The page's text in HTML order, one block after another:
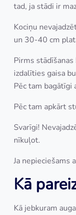
tad, ja stādi ir
Kociņu
un 30-40 cm
Pirms
izdalīties gaisa
Pēc tam
Pēc tam apkārt
Svarīgi!
nīkuļot.
Ja nepieciešams
Kā
Kā jebkuram